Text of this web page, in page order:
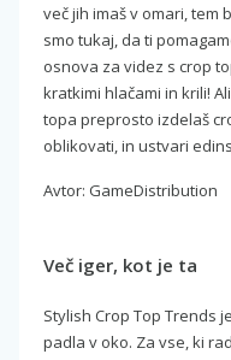
več jih imaš v omari, tem
smo tukaj, da ti
osnova za videz s crop
kratkimi hlačami in krili!
topa preprosto izdelaš
oblikovati, in ustvari
Avtor: GameDistribution
Več iger, kot je ta
Stylish Crop Top Trends
padla v oko. Za vse, ki